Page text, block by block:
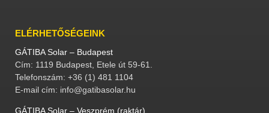
ELÉRHETŐSÉGEINK
GÁTIBA Solar – Budapest
Cím: 1119 Budapest, Etele út 59-61.
Telefonszám: +36 (1) 481 1104
E-mail cím: info@gatibasolar.hu
GÁTIBA Solar – Veszprém (raktár)